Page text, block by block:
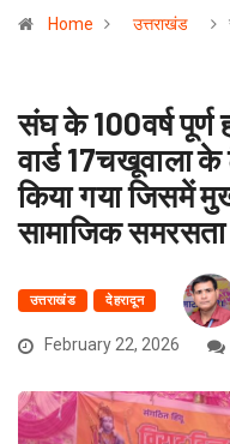
Home उत्तराखंड
संघ के 100वर्ष पूर्ण
वार्ड 17चखूवाला
किया गया जिसमें
सामाजिक
उत्तराखंड देहरादून
February 22, 2026